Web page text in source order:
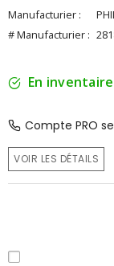
Manufacturier :
# Manufacturier :
En inventaire
Compte PRO
VOIR LES DÉTAILS